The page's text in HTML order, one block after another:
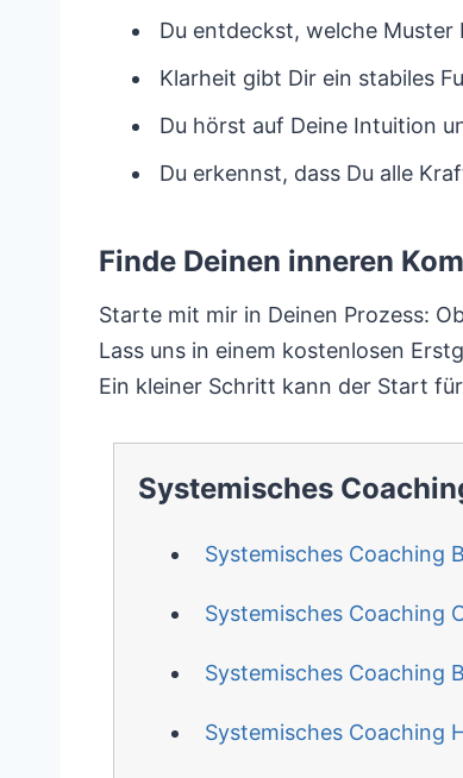
Du entdeckst, welche
Klarheit gibt Dir ein stabiles
Du hörst auf Deine Intuition
Du erkennst, dass Du alle
Finde Deinen inneren
Starte mit mir in Deinen Prozess:
Lass uns in einem kostenlosen
Ein kleiner Schritt kann der Start
Systemisches
Systemisches Coaching
Systemisches Coaching
Systemisches Coaching
Systemisches Coaching